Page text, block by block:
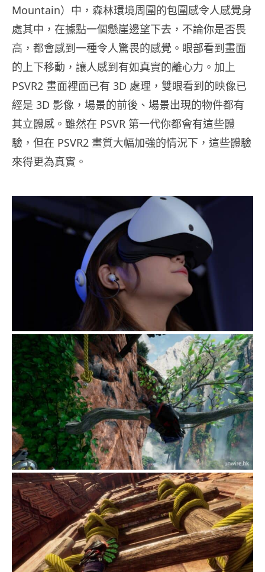
Mountain）中，森林環境周圍的包圍感令人感覺身
處其中，在據點一個懸崖邊望下去，不論你是否畏
高，都會感到一種令人驚畏的感覺。眼部看到畫面
的上下移動，讓人感到有如真實的離心力。加上
PSVR2 畫面裡面已有 3D 處理，雙眼看到的映像已
經是 3D 影像，場景的前後、場景出現的物件都有
其立體感。雖然在 PSVR 第一代你都會有這些體
驗，但在 PSVR2 畫質大幅加強的情況下，這些體驗
來得更為真實。